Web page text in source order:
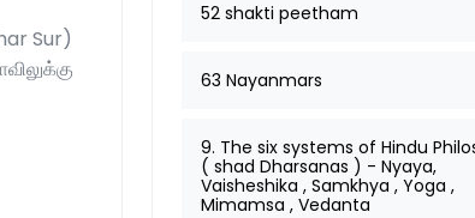
Sur)
52 shakti peetham
63 Nayanmars
9. The six systems of Hindu
( shad Dharsanas ) - Nyaya,
Vaisheshika , Samkhya , Yoga ,
Mimamsa , Vedanta